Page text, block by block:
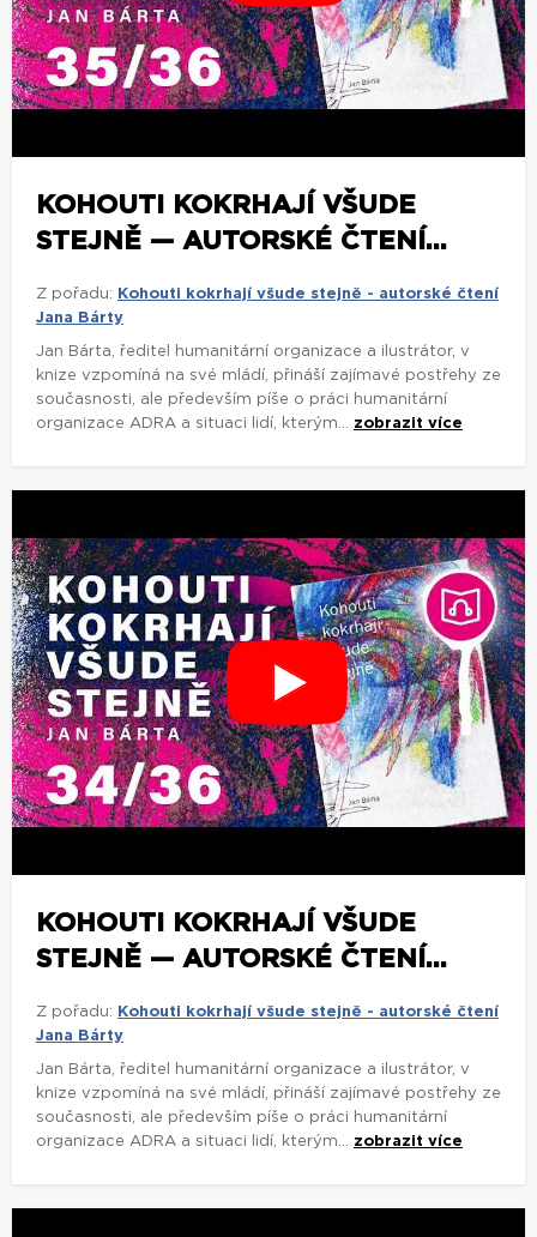
KOHOUTI KOKRHAJÍ VŠUDE
STEJNĚ — AUTORSKÉ ČTENÍ...
Z pořadu:
Kohouti kokrhají všude stejně - autorské čtení
Jana Bárty
Jan Bárta, ředitel humanitární organizace a ilustrátor, v
knize vzpomíná na své mládí, přináší zajímavé postřehy ze
současnosti, ale především píše o práci humanitární
organizace ADRA a situaci lidí, kterým... zobrazit více
KOHOUTI KOKRHAJÍ VŠUDE
STEJNĚ — AUTORSKÉ ČTENÍ...
Z pořadu:
Kohouti kokrhají všude stejně - autorské čtení
Jana Bárty
Jan Bárta, ředitel humanitární organizace a ilustrátor, v
knize vzpomíná na své mládí, přináší zajímavé postřehy ze
současnosti, ale především píše o práci humanitární
organizace ADRA a situaci lidí, kterým... zobrazit více